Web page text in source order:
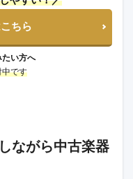
ちら
たい方へ
です
ながら中古楽器